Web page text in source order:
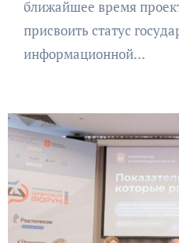
ближайшее время
присвоить статус
информационной…